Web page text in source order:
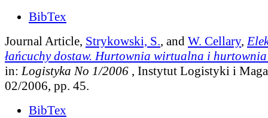
BibTex
Journal Article, Strykowski, S., and W. Cellary,
łańcuchy dostaw. Hurtownia wirtualna i hurtownia
in: Logistyka No 1/2006 , Instytut Logistyki i
02/2006, pp. 45.
BibTex